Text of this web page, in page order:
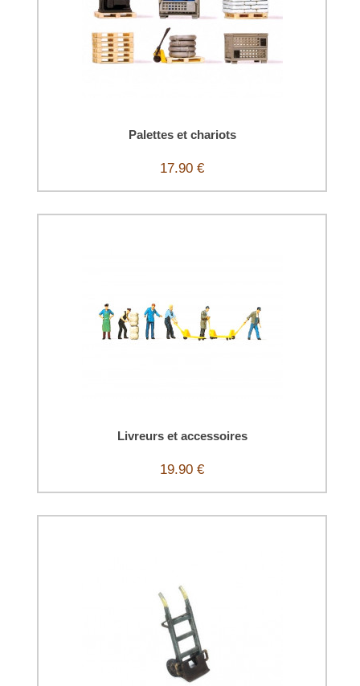
Palettes et chariots
17.90 €
Livreurs et accessoires
19.90 €